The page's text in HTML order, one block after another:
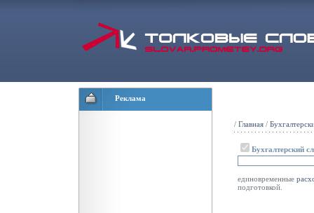
Реклама
/ Главная /
Бухгалтерский
единовременные
подготовкой.